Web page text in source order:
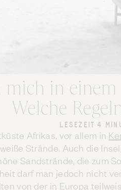
mich in
Welche
LESEZEIT 4
Afrikas, vor allem in
Strände. Auch die
Sandstrände, die zum
darf man jedoch nicht
von der in Europa